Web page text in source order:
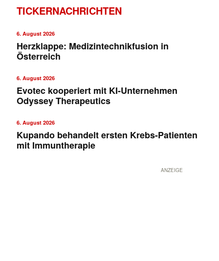
TICKERNACHRICHTEN
6. August 2026
Herzklappe: Medizintechnikfusion in
Österreich
6. August 2026
Evotec kooperiert mit KI-Unternehmen
Odyssey Therapeutics
6. August 2026
Kupando behandelt ersten Krebs-Patienten
mit Immuntherapie
ANZEIGE